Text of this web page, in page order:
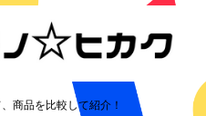
商品を比較して紹介！